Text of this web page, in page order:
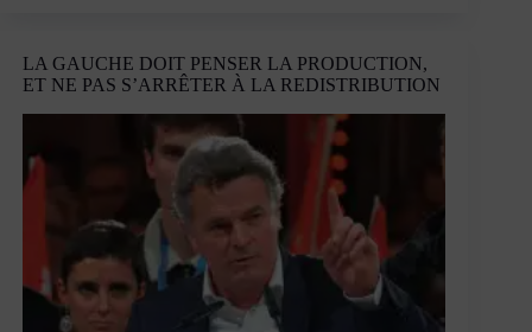
lui-
même
des
illusions
Entretien
avec
Stéphanie
LA GAUCHE DOIT PENSER LA PRODUCTION,
ET NE PAS S’ARRÊTER À LA REDISTRIBUTION